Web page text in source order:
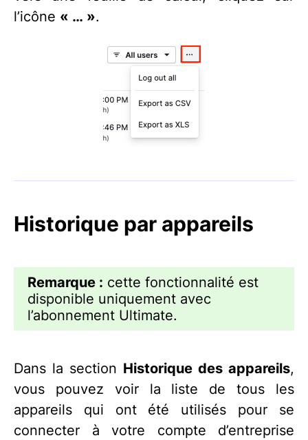
l’icône « … ».
Historique par appareils
Remarque : cette fonctionnalité est
disponible uniquement avec
l’abonnement Ultimate.
Dans la section Historique des appareils,
vous pouvez voir la liste de tous les
appareils qui ont été utilisés pour se
connecter à votre compte d’entreprise